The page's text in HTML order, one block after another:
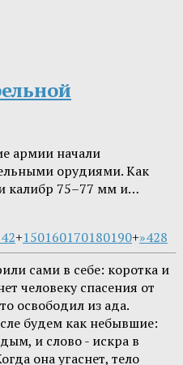
армии начали
орудиями. Как
калибр 75–77 мм и…
+150160170180190+»428
сами в себе: коротка и
человеку спасения от
освободил из ада.
будем как небывшие:
и слово - искра в
она угаснет, тело